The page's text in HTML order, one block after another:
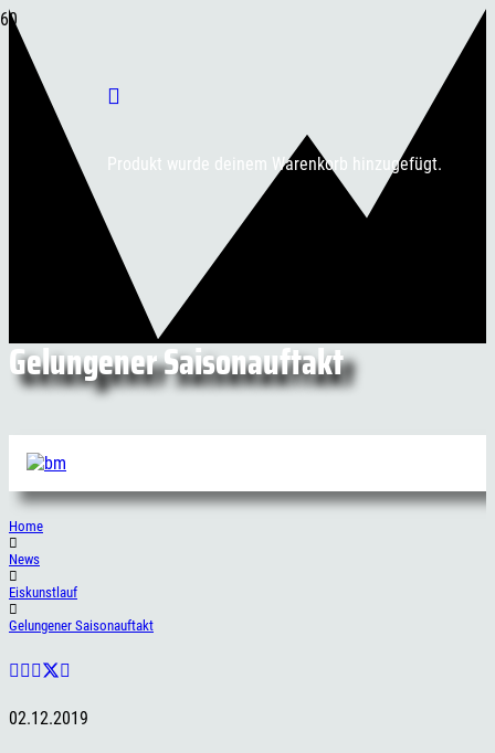
Produkt wurde deinem Warenkorb hinzugefügt.
Gelungener Saisonauftakt
Home
News
Eiskunstlauf
Gelungener Saisonauftakt
02.12.2019